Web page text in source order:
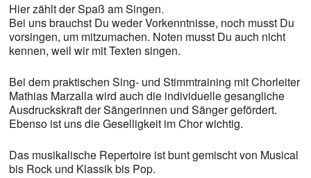
Hier zählt der Spaß am Singen.
Bei uns brauchst Du weder Vorkenntnisse, noch musst Du
vorsingen, um mitzumachen. Noten musst Du auch nicht
kennen, weil wir mit Texten singen.
Bei dem praktischen Sing- und Stimmtraining mit Chorleiter
Mathias Marzalla wird auch die individuelle gesangliche
Ausdruckskraft der Sängerinnen und Sänger gefördert.
Ebenso ist uns die Geselligkeit im Chor wichtig.
Das musikalische Repertoire ist bunt gemischt von Musical
bis Rock und Klassik bis Pop.